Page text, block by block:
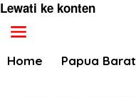
Lewati ke konten
Home Papua Barat